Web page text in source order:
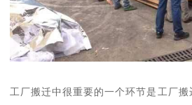
工厂搬迁中很重要的一个环节是工厂